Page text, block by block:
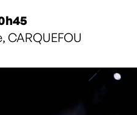
CARQUEFOU